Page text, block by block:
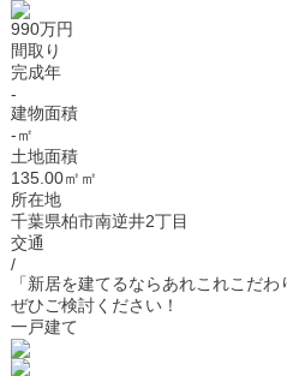
990万円
間取り
完成年
-
建物面積
-㎡
土地面積
135.00㎡㎡
所在地
千葉県柏市南逆井2丁目
交通
/
「新居を建てるならあれこれこだ
ぜひご検討ください！
一戸建て